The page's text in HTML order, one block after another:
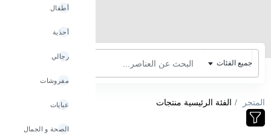
جميع الفئات
المتجر الفئة الرئيسية منتجات
أطفال
أحذية
رجالي
مفروشات
عبايات
الصحة و الجمال